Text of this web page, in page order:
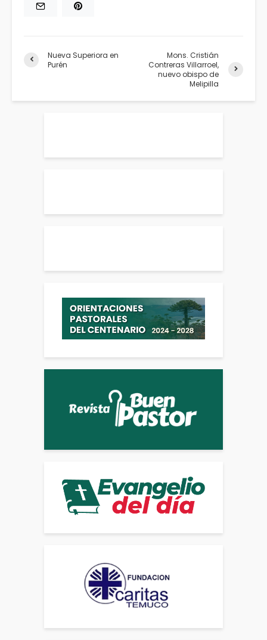
Nueva Superiora en
Purén
Mons. Cristián
Contreras Villarroel,
nuevo obispo de
Melipilla